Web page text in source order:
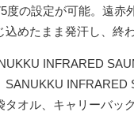
度の設定が可能。遠
めたまま発汗し、終
INFRARED
INFRARED
タオル、キャリーバッ